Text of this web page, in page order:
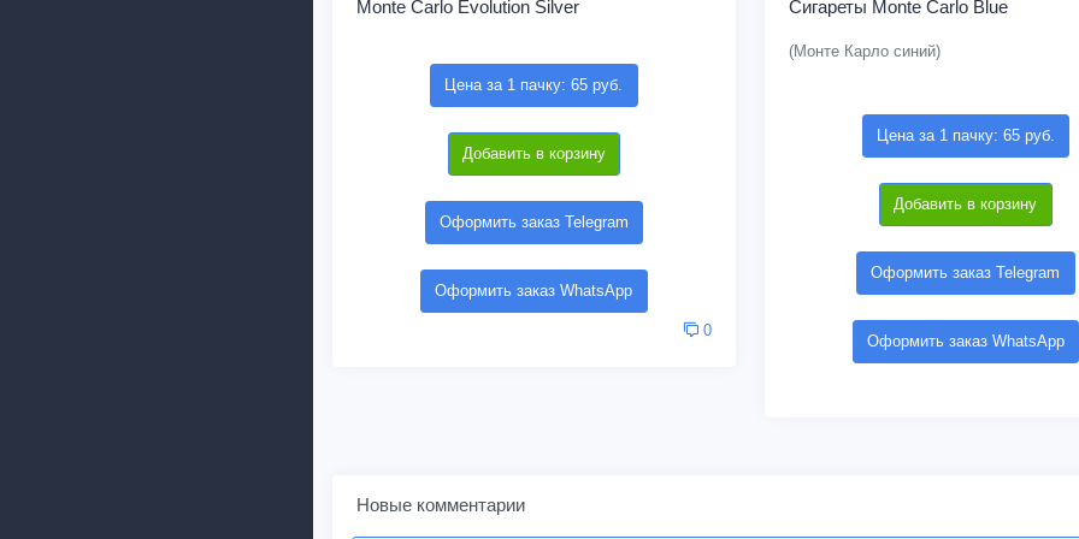
Monte Carlo Evolution Silver
Цена за 1 пачку: 65 руб.
Добавить в корзину
Оформить заказ Telegram
Оформить заказ WhatsApp
0
Сигареты Monte Carlo Blue
(Монте Карло синий)
Цена за 1 пачку: 65 руб.
Добавить в корзину
Оформить заказ Telegram
Оформить заказ WhatsApp
Новые комментарии